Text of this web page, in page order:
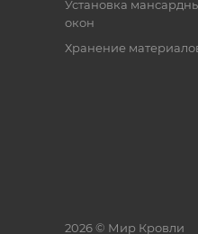
Установка
окон
Хранение
2026 © Мир Кровли